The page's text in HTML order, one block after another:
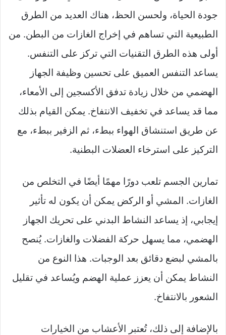
جودة الحياة، ولحسن الحظ، هناك العديد من الطرق
الطبيعية التي تساهم في إخراج الغازات من البطن. من
أولى هذه الطرق التقنيات التي تركز على التنفس.
يساعد التنفس العميق على تحسين وظيفة الجهاز
الهضمي من خلال زيادة تدفق الأكسجين إلى الأمعاء،
مما قد يساعد في تخفيف الانتفاخ. يمكن القيام بذلك
عن طريق استنشاق الهواء ببطء، ثم الزفير ببطء، مع
التركيز على استرخاء العضلات البطنية.
تمارين الجسم تلعب دورًا مهمًا أيضًا في التخلص من
الغازات. المشي أو الركض يمكن أن يكون له تأثير
إيجابي، إذ يساعد النشاط البدني على تحريك الجهاز
الهضمي، مما يسهل حركة الفضلات والغازات. يُنصح
بالمشي لبضع دقائق بعد الوجبات. هذا النوع من
النشاط يمكن أن يعزز عملية الهضم ويُساعد في تقليل
الشعور بالانتفاخ.
بالإضافة إلى ذلك، تُعتبر الأعشاب من الخيارات